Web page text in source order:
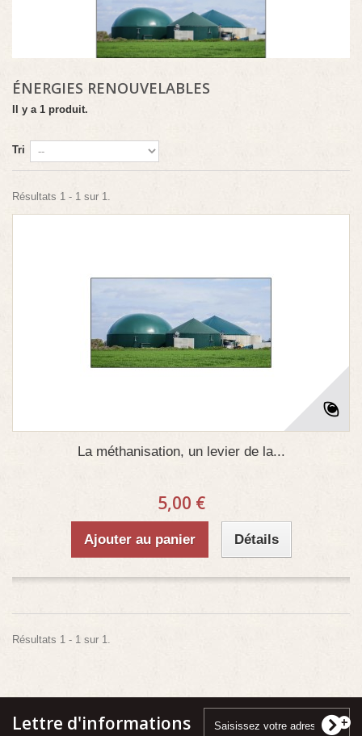
ÉNERGIES RENOUVELABLES
Il y a 1 produit.
Tri
Résultats 1 - 1 sur 1.
La méthanisation, un levier de la...
5,00 €
Ajouter au panier Détails
Résultats 1 - 1 sur 1.
Lettre d'informations